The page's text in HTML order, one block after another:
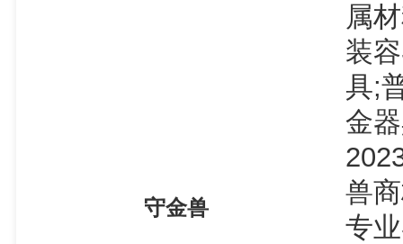
守金兽
属
装
具;
金
兽
专